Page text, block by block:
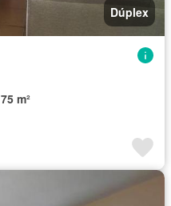
Dúplex
75 m²